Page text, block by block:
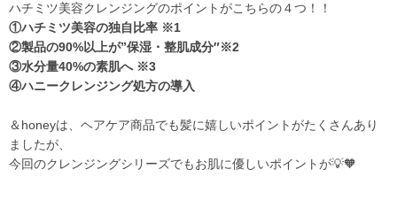
ハチミツ美容クレンジングのポイントがこちらの４つ！！
①ハチミツ美容の独自比率 ※1
②製品の90%以上が”保湿・整肌成分″※2
③水分量40%の素肌へ ※3
④ハニークレンジング処方の導入
＆ honeyは、ヘアケア商品でも髪に嬉しいポイントがたくさんあり
ましたが、
今回のクレンジングシリーズでもお肌に優しいポイントが💡🧡